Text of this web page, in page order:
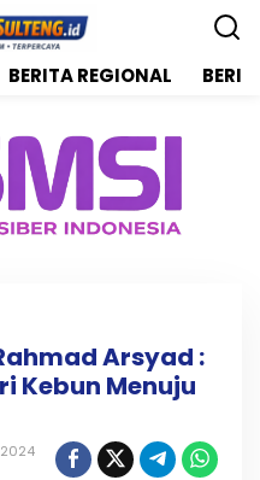
BERITA REGIONAL
Arsyad :
Kebun Menuju